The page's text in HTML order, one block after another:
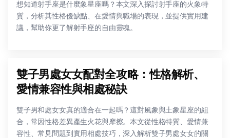
想知道射手座是什麼象星座嗎？本文深入探討射手座的火象特
質，分析其性格優缺點、在愛情與職場的表現，並提供實用建
議，幫助你更了解射手座的自由靈魂。
雙子男處女女配對全攻略：性格解析、
愛情兼容性與相處秘訣
雙子男和處女女真的適合在一起嗎？這對風象與土象星座的組
合，常因性格差異產生火花與摩擦。本文從性格特質、愛情兼
容性、常見問題到實用相處技巧，深入解析雙子男處女女的關